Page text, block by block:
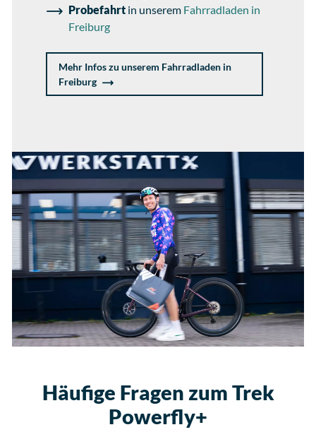
Probefahrt in unserem Fahrradladen in
Freiburg
Mehr Infos zu unserem Fahrradladen in
Freiburg
Häufige Fragen zum Trek
Powerfly+